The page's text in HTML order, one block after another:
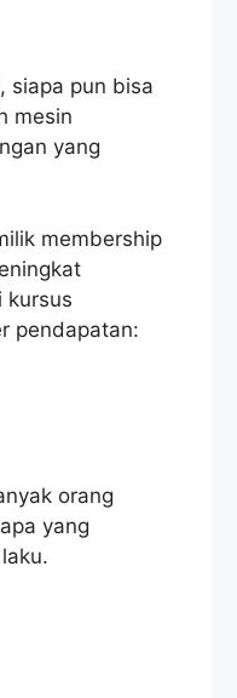
siapa pun bisa
mesin
yang
membership
kursus
pendapatan:
orang
yang